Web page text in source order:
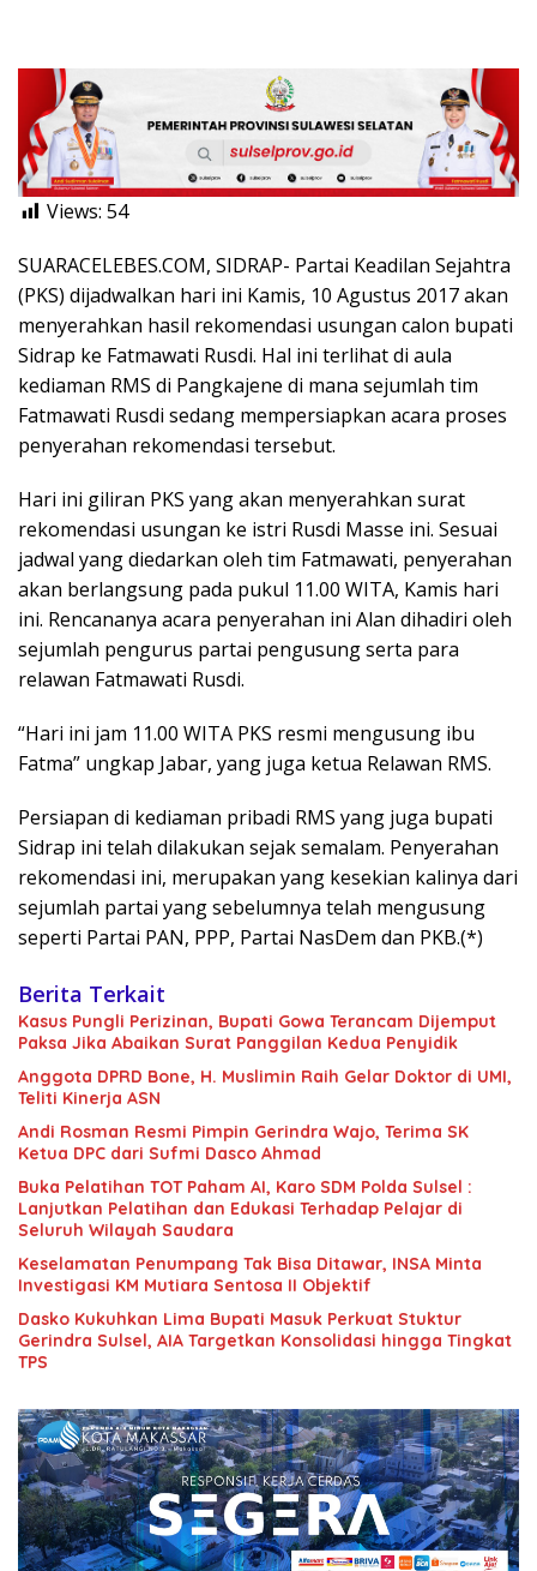
Views: 54
SUARACELEBES.COM, SIDRAP- Partai Keadilan Sejahtra
(PKS) dijadwalkan hari ini Kamis, 10 Agustus 2017 akan
menyerahkan hasil rekomendasi usungan calon bupati
Sidrap ke Fatmawati Rusdi. Hal ini terlihat di aula
kediaman RMS di Pangkajene di mana sejumlah tim
Fatmawati Rusdi sedang mempersiapkan acara proses
penyerahan rekomendasi tersebut.
Hari ini giliran PKS yang akan menyerahkan surat
rekomendasi usungan ke istri Rusdi Masse ini. Sesuai
jadwal yang diedarkan oleh tim Fatmawati, penyerahan
akan berlangsung pada pukul 11.00 WITA, Kamis hari
ini. Rencananya acara penyerahan ini Alan dihadiri oleh
sejumlah pengurus partai pengusung serta para
relawan Fatmawati Rusdi.
“Hari ini jam 11.00 WITA PKS resmi mengusung ibu
Fatma” ungkap Jabar, yang juga ketua Relawan RMS.
Persiapan di kediaman pribadi RMS yang juga bupati
Sidrap ini telah dilakukan sejak semalam. Penyerahan
rekomendasi ini, merupakan yang kesekian kalinya dari
sejumlah partai yang sebelumnya telah mengusung
seperti Partai PAN, PPP, Partai NasDem dan PKB.(*)
Berita Terkait
Kasus Pungli Perizinan, Bupati Gowa Terancam Dijemput
Paksa Jika Abaikan Surat Panggilan Kedua Penyidik
Anggota DPRD Bone, H. Muslimin Raih Gelar Doktor di UMI,
Teliti Kinerja ASN
Andi Rosman Resmi Pimpin Gerindra Wajo, Terima SK
Ketua DPC dari Sufmi Dasco Ahmad
Buka Pelatihan TOT Paham AI, Karo SDM Polda Sulsel :
Lanjutkan Pelatihan dan Edukasi Terhadap Pelajar di
Seluruh Wilayah Saudara
Keselamatan Penumpang Tak Bisa Ditawar, INSA Minta
Investigasi KM Mutiara Sentosa II Objektif
Dasko Kukuhkan Lima Bupati Masuk Perkuat Stuktur
Gerindra Sulsel, AIA Targetkan Konsolidasi hingga Tingkat
TPS